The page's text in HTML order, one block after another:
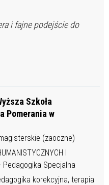
i fajne podejście do
Szkoła
Pomerania w
(zaoczne)
I
Pedagogika Specjalna
korekcyjna, terapia